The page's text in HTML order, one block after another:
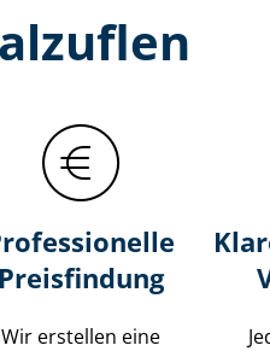
Preisfindung
Wir erstellen eine